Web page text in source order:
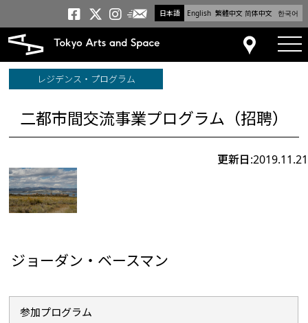
日本語 English 繁體中文 简体中文 한국어
トーキョーアーツアンド
トーキョーアーツアンド
トーキョーアーツア
メールニュース
アクセス
レジデンス・プログラム
二都市間交流事業プログラム（招聘）
更新日:2019.11.21
ジョーダン・ベースマン
参加プログラム